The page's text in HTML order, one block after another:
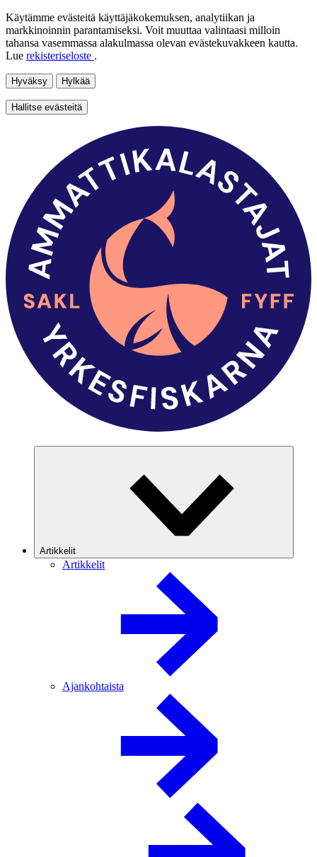
Käytämme evästeitä käyttäjäkokemuksen, analytiikan ja
markkinoinnin parantamiseksi. Voit muuttaa valintaasi milloin
tahansa vasemmassa alakulmassa olevan evästekuvakkeen kautta.
Lue rekisteriseloste .
Hyväksy Hylkää
Hallitse evästeitä
Artikkelit
Artikkelit
Ajankohtaista